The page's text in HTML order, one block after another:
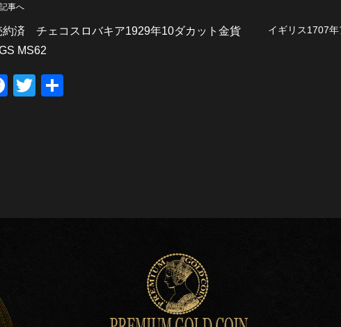
事へ
約済 チェコスロバキア1929年10ダカット金貨
MS62
イギリス1707
F
o
T